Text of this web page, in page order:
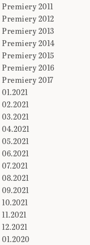
Premiery 2011
Premiery 2012
Premiery 2013
Premiery 2014
Premiery 2015
Premiery 2016
Premiery 2017
01.2021
02.2021
03.2021
04.2021
05.2021
06.2021
07.2021
08.2021
09.2021
10.2021
11.2021
12.2021
01.2020